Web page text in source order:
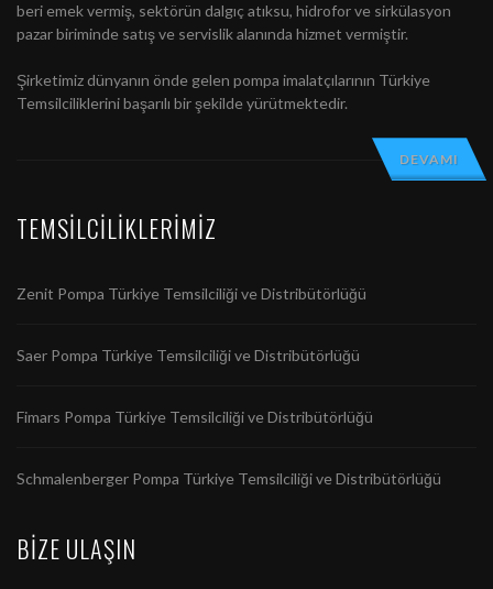
beri emek vermiş, sektörün dalgıç atıksu, hidrofor ve sirkülasyon
pazar biriminde satış ve servislik alanında hizmet vermiştir.
Şirketimiz dünyanın önde gelen pompa imalatçılarının Türkiye
Temsilciliklerini başarılı bir şekilde yürütmektedir.
DEVAMI
TEMSILCILIKLERIMIZ
Zenit Pompa Türkiye Temsilciliği ve Distribütörlüğü
Saer Pompa Türkiye Temsilciliği ve Distribütörlüğü
Fimars Pompa Türkiye Temsilciliği ve Distribütörlüğü
Schmalenberger Pompa Türkiye Temsilciliği ve Distribütörlüğü
BIZE ULAŞIN